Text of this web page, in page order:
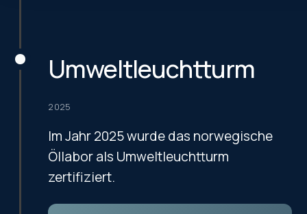
Umweltleuchtturm
2025
Im Jahr 2025 wurde das norwegische
Öllabor als Umweltleuchtturm
zertifiziert.